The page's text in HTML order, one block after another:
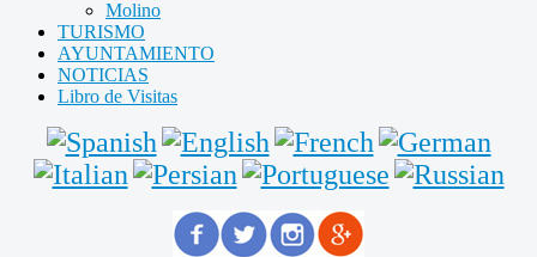
Molino
TURISMO
AYUNTAMIENTO
NOTICIAS
Libro de Visitas